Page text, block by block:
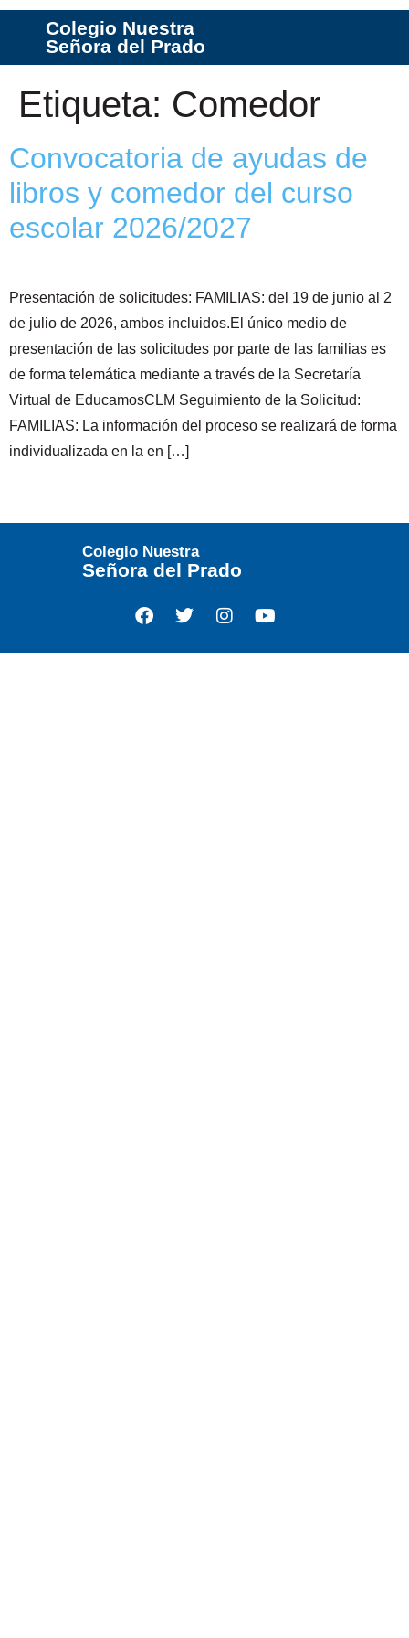
Colegio Nuestra
Señora del Prado
Etiqueta: Comedor
Convocatoria de ayudas de
libros y comedor del curso
escolar 2026/2027
Presentación de solicitudes: FAMILIAS: del 19 de junio al 2
de julio de 2026, ambos incluidos.El único medio de
presentación de las solicitudes por parte de las familias es
de forma telemática mediante a través de la Secretaría
Virtual de EducamosCLM Seguimiento de la Solicitud:
FAMILIAS: La información del proceso se realizará de forma
individualizada en la en […]
Colegio Nuestra
Señora del Prado